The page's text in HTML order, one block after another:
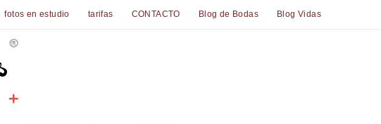
fotos en estudio tarifas CONTACTO Blog de Bodas Blog Vidas